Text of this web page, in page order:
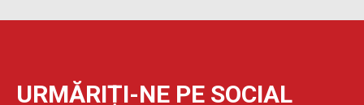
URMĂRIȚI-NE PE SOCIAL